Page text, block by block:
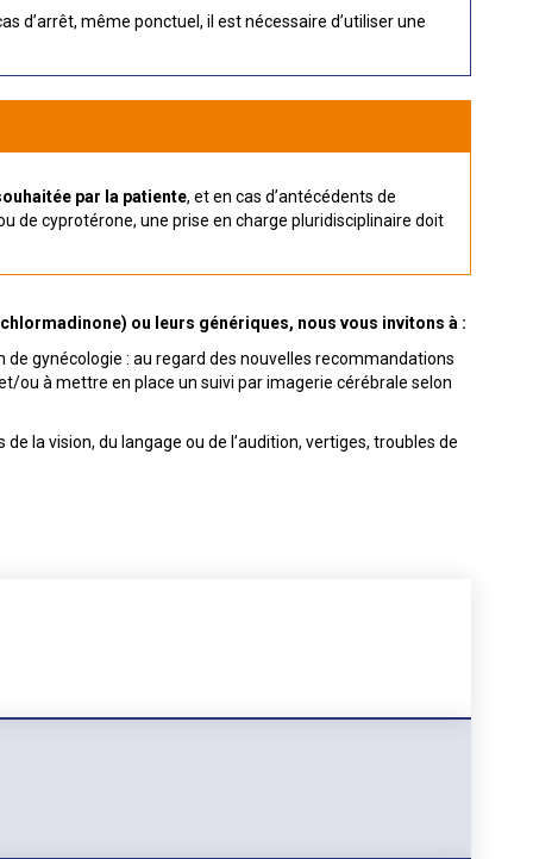
d’arrêt, même ponctuel, il est nécessaire d’utiliser une
par la patiente, et en cas d’antécédents de
de cyprotérone, une prise en charge pluridisciplinaire doit
ou leurs génériques, nous vous invitons à :
gynécologie : au regard des nouvelles recommandations
ou à mettre en place un suivi par imagerie cérébrale selon
la vision, du langage ou de l’audition, vertiges, troubles de